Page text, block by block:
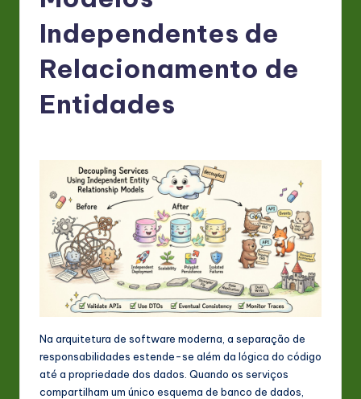
rt
Independentes de
Relacionamento de
Entidades
Na arquitetura de software moderna, a separação de
responsabilidades estende-se além da lógica do código
até a propriedade dos dados. Quando os serviços
compartilham um único esquema de banco de dados,